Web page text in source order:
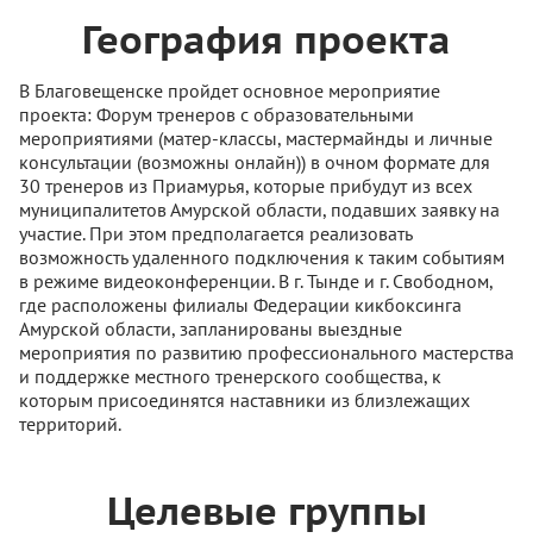
География проекта
В Благовещенске пройдет основное мероприятие
проекта: Форум тренеров с образовательными
мероприятиями (матер-классы, мастермайнды и личные
консультации (возможны онлайн)) в очном формате для
30 тренеров из Приамурья, которые прибудут из всех
муниципалитетов Амурской области, подавших заявку на
участие. При этом предполагается реализовать
возможность удаленного подключения к таким событиям
в режиме видеоконференции. В г. Тынде и г. Свободном,
где расположены филиалы Федерации кикбоксинга
Амурской области, запланированы выездные
мероприятия по развитию профессионального мастерства
и поддержке местного тренерского сообщества, к
которым присоединятся наставники из близлежащих
территорий.
Целевые группы